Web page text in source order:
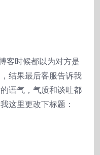
客时候都以为对方是
结果最后客服告诉我
语气，气质和谈吐都
这里更改下标题：